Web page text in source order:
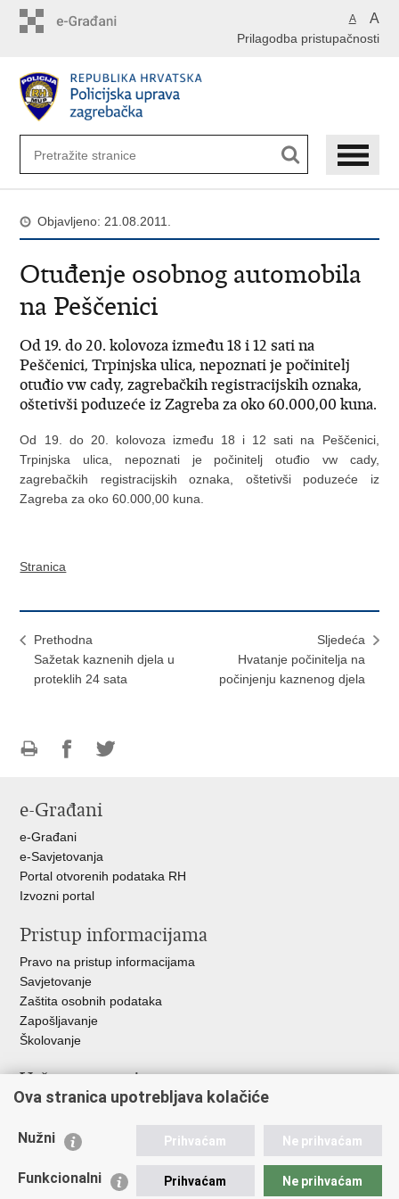
A A
Prilagodba pristupačnosti
Objavljeno: 21.08.2011.
Otuđenje osobnog automobila
na Peščenici
Od 19. do 20. kolovoza između 18 i 12 sati na
Peščenici, Trpinjska ulica, nepoznati je počinitelj
otuđio vw cady, zagrebačkih registracijskih oznaka,
oštetivši poduzeće iz Zagreba za oko 60.000,00 kuna.
Od 19. do 20. kolovoza između 18 i 12 sati na Peščenici,
Trpinjska ulica, nepoznati je počinitelj otuđio vw cady,
zagrebačkih registracijskih oznaka, oštetivši poduzeće iz
Zagreba za oko 60.000,00 kuna.
Stranica
Prethodna
Sažetak kaznenih djela u
proteklih 24 sata
Sljedeća
Hvatanje počinitelja na
počinjenju kaznenog djela
FacebookuTwitteru
e-Građani
e-Građani
e-Savjetovanja
Portal otvorenih podataka RH
Izvozni portal
Pristup informacijama
Pravo na pristup informacijama
Savjetovanje
Zaštita osobnih podataka
Zapošljavanje
Školovanje
Važne poveznice
Ministarstvo unutarnjih poslova
Udruge
Policijska akademija
Ova stranica upotrebljava kolačiće
Nužni Prihvaćam Ne prihvaćam
Funkcionalni Prihvaćam Ne prihvaćam